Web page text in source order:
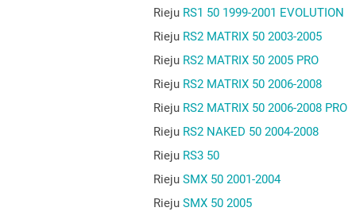
Rieju RS1 50 1999-2001 EVOLUTION
Rieju RS2 MATRIX 50 2003-2005
Rieju RS2 MATRIX 50 2005 PRO
Rieju RS2 MATRIX 50 2006-2008
Rieju RS2 MATRIX 50 2006-2008 PRO
Rieju RS2 NAKED 50 2004-2008
Rieju RS3 50
Rieju SMX 50 2001-2004
Rieju SMX 50 2005